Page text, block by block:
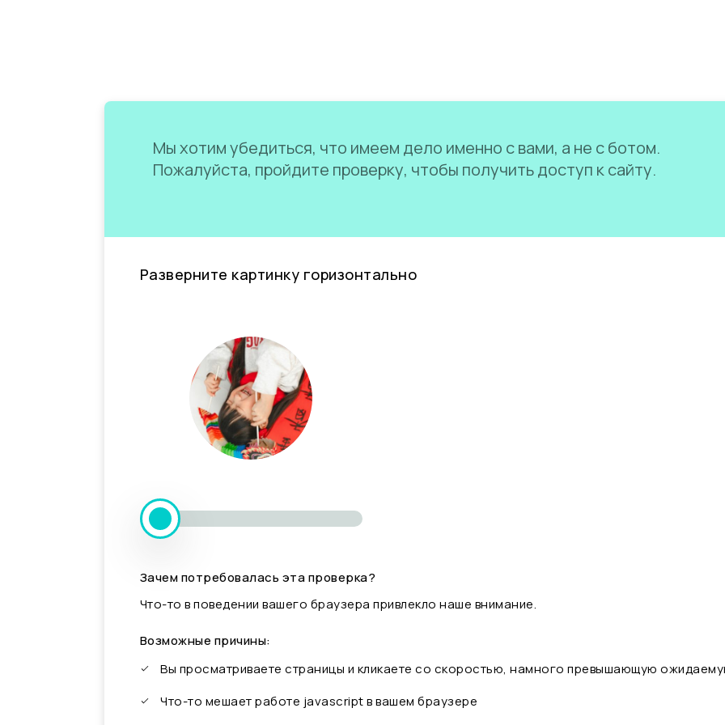
Мы хотим убедиться, что имеем дело именно с вами, а не с ботом.
Пожалуйста, пройдите проверку, чтобы получить доступ к сайту.
Разверните картинку горизонтально
Зачем потребовалась эта проверка?
Что-то в поведении вашего браузера привлекло наше внимание.
Возможные причины:
Вы просматриваете страницы и кликаете со скоростью, намного превышающую
Что-то мешает работе javascript в вашем браузере